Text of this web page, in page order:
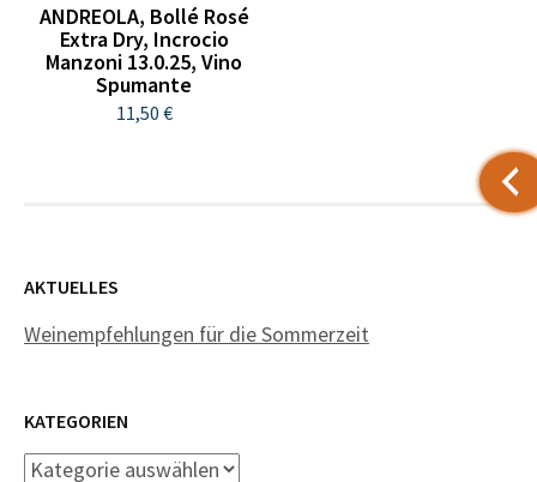
ANDREOLA, Bollé Rosé
Extra Dry, Incrocio
Manzoni 13.0.25, Vino
Spumante
11,50 €
AKTUELLES
Weinempfehlungen für die Sommerzeit
KATEGORIEN
Kategorien